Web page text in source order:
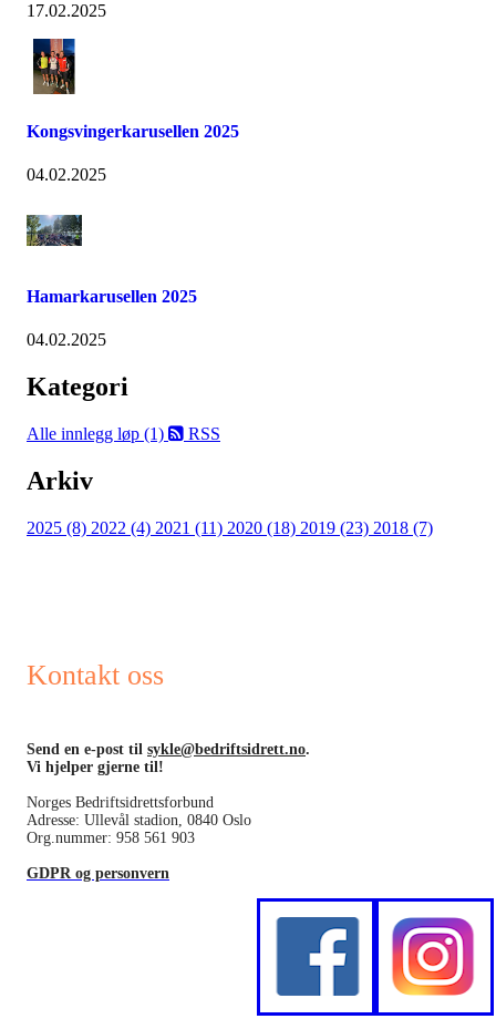
17.02.2025
Kongsvingerkarusellen 2025
04.02.2025
Hamarkarusellen 2025
04.02.2025
Kategori
Alle innlegg løp (1) RSS
Arkiv
2025 (8) 2022 (4) 2021 (11) 2020 (18) 2019 (23) 2018 (7)
Kontakt oss
Send en e-post til sykle@bedriftsidrett.no.
Vi hjelper gjerne til!
Norges Bedriftsidrettsforbund
Adresse: Ullevål stadion, 0840 Oslo
Org.nummer: 958 561 903
GDPR og personvern